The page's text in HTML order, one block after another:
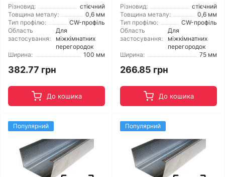
Різновид:
стієчний
Товщина металу:
0,6 мм
Тип профілю:
CW-профіль
Область
застосування:
Для
міжкімнатних
перегородок
Ширина:
100 мм
382.77 грн
До кошика
Різновид:
стієчний
Товщина металу:
0,6 мм
Тип профілю:
CW-профіль
Область
застосування:
Для
міжкімнатних
перегородок
Ширина:
75 мм
266.85 грн
До кошика
Популярний Популярний